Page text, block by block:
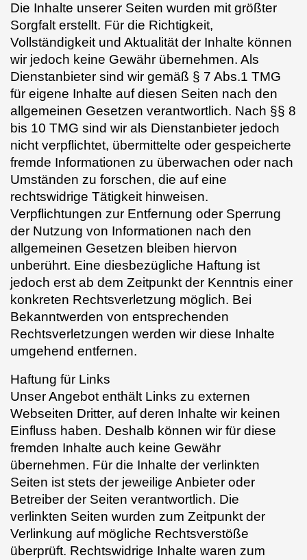
Die Inhalte unserer Seiten wurden mit größter
Sorgfalt erstellt. Für die Richtigkeit,
Vollständigkeit und Aktualität der Inhalte können
wir jedoch keine Gewähr übernehmen. Als
Dienstanbieter sind wir gemäß § 7 Abs.1 TMG
für eigene Inhalte auf diesen Seiten nach den
allgemeinen Gesetzen verantwortlich. Nach §§ 8
bis 10 TMG sind wir als Dienstanbieter jedoch
nicht verpflichtet, übermittelte oder gespeicherte
fremde Informationen zu überwachen oder nach
Umständen zu forschen, die auf eine
rechtswidrige Tätigkeit hinweisen.
Verpflichtungen zur Entfernung oder Sperrung
der Nutzung von Informationen nach den
allgemeinen Gesetzen bleiben hiervon
unberührt. Eine diesbezügliche Haftung ist
jedoch erst ab dem Zeitpunkt der Kenntnis einer
konkreten Rechtsverletzung möglich. Bei
Bekanntwerden von entsprechenden
Rechtsverletzungen werden wir diese Inhalte
umgehend entfernen.
Haftung für Links
Unser Angebot enthält Links zu externen
Webseiten Dritter, auf deren Inhalte wir keinen
Einfluss haben. Deshalb können wir für diese
fremden Inhalte auch keine Gewähr
übernehmen. Für die Inhalte der verlinkten
Seiten ist stets der jeweilige Anbieter oder
Betreiber der Seiten verantwortlich. Die
verlinkten Seiten wurden zum Zeitpunkt der
Verlinkung auf mögliche Rechtsverstöße
überprüft. Rechtswidrige Inhalte waren zum